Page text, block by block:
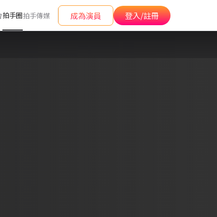
拍手圈拍手傳媒 成為演員 登入/註冊